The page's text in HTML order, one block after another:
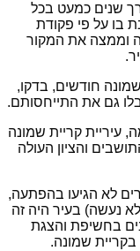
שנים כמעט בכל
בו על פי פקודת
וממצה את המקור
חודשים, בדקו,
גם את התייחסותם.
עיריית קריית שמונה
והציון העולה
לא הגיעו בהפתעה,
נעשה) בעיר היה זה
בחשיפת והצגת
שמונה.